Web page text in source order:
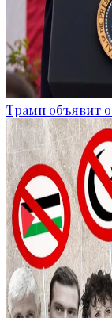
Трамп объявит